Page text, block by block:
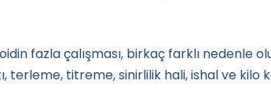
fazla çalışması, birkaç farklı nedenle
terleme, titreme, sinirlilik hali, ishal ve kilo